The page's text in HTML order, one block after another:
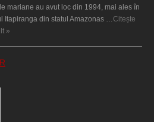
mariane au avut loc din 1994, mai ales în
Itapiranga din statul Amazonas …Citește
»